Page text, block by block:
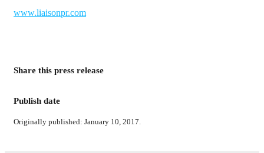
www.liaisonpr.com
Share this press release
Publish date
Originally published: January 10, 2017.